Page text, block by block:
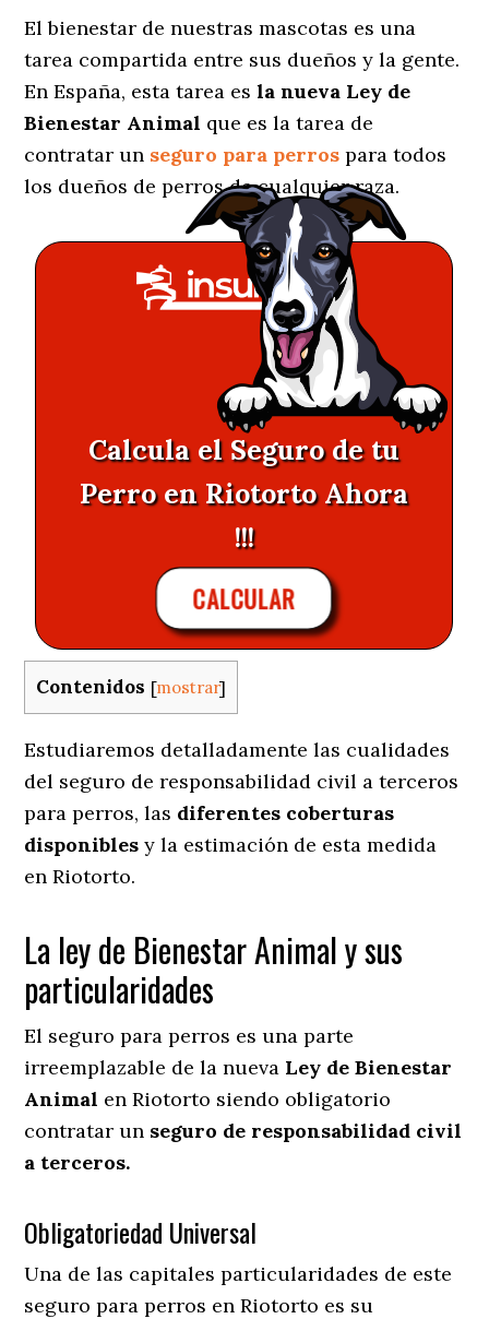
El bienestar de nuestras mascotas es una
tarea compartida entre sus dueños y la gente.
En España, esta tarea esla nueva Ley de
Bienestar Animal que es la tarea de
contratar un seguro para perros para todos
los dueños de perros de cualquier raza.
Calcula el Seguro de tu
Perro en Riotorto Ahora
!!!
CALCULAR
Contenidos [mostrar]
Estudiaremos detalladamente las cualidades
del seguro de responsabilidad civil a terceros
para perros, las diferentes coberturas
disponibles y la estimación de esta medida
en Riotorto.
La ley de Bienestar Animal y sus
particularidades
El seguro para perros es una parte
irreemplazable de la nueva Ley de Bienestar
Animal en Riotorto siendo obligatorio
contratar un seguro de responsabilidad civil
a terceros.
Obligatoriedad Universal
Una de las capitales particularidades de este
seguro para perros en Riotorto es su